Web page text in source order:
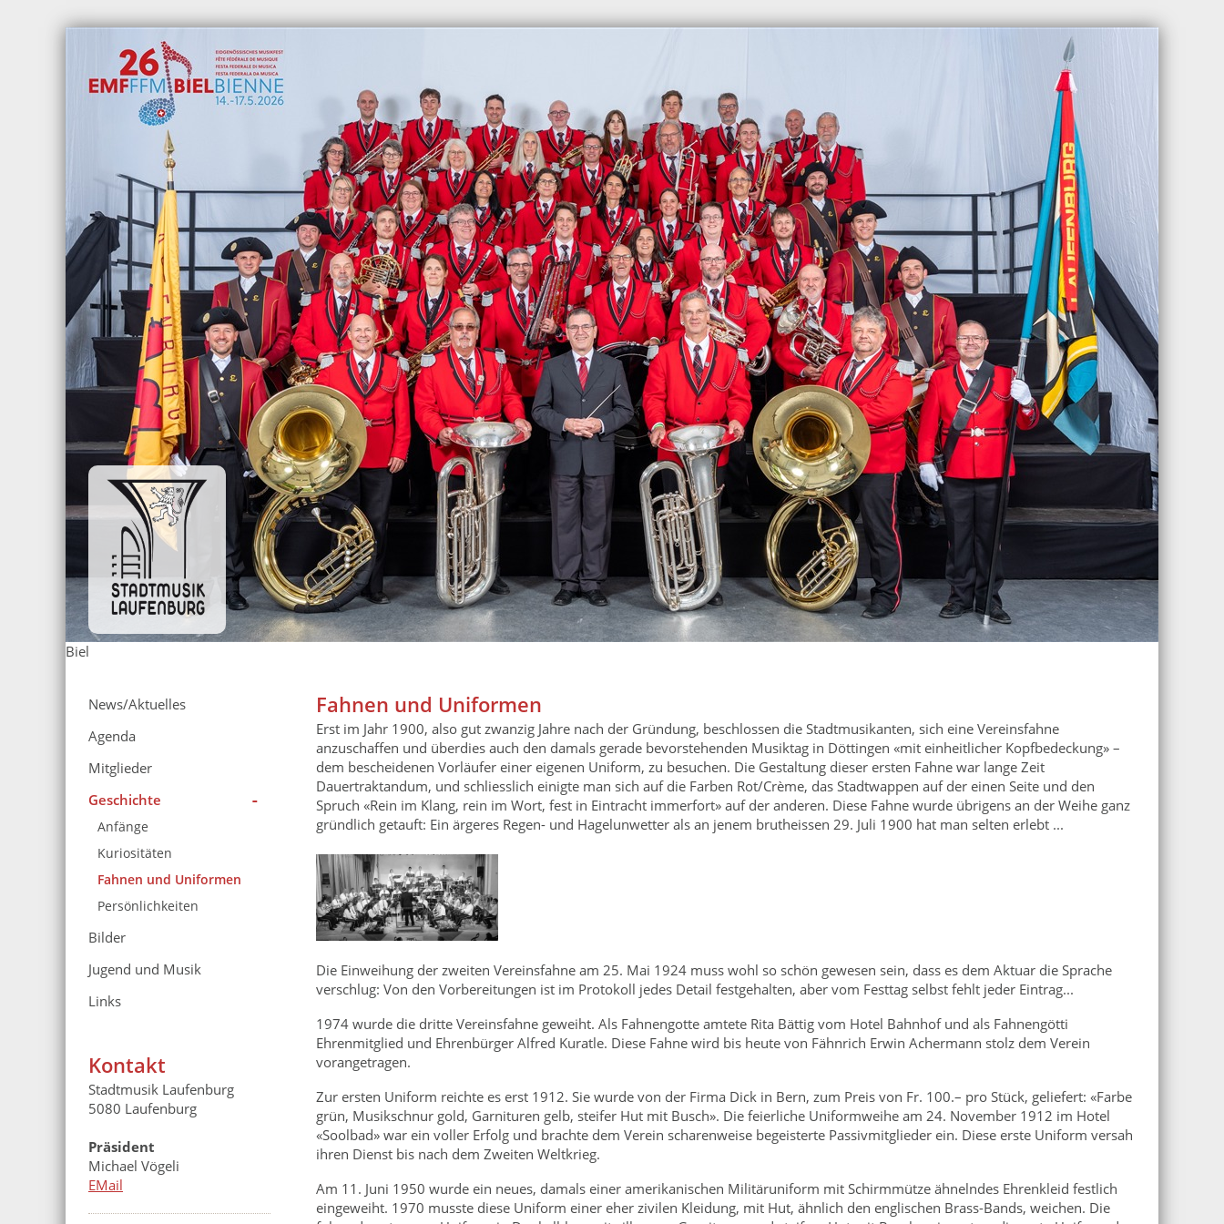
Biel
News/Aktuelles
Agenda
Mitglieder
Geschichte
Anfänge
Kuriositäten
Fahnen und Uniformen
Persönlichkeiten
Bilder
Jugend und Musik
Links
Kontakt
Stadtmusik Laufenburg
5080 Laufenburg
Präsident
Michael Vögeli
EMail
Fahnen und Uniformen
Erst im Jahr 1900, also gut zwanzig Jahre nach der Gründung, beschlossen die Stadtmusikanten, sich eine Vereinsfahne
anzuschaffen und überdies auch den damals gerade bevorstehenden Musiktag in Döttingen «mit einheitlicher Kopfbedeckung» –
dem bescheidenen Vorläufer einer eigenen Uniform, zu besuchen. Die Gestaltung dieser ersten Fahne war lange Zeit
Dauertraktandum, und schliesslich einigte man sich auf die Farben Rot/Crème, das Stadtwappen auf der einen Seite und den
Spruch «Rein im Klang, rein im Wort, fest in Eintracht immerfort» auf der anderen. Diese Fahne wurde übrigens an der Weihe ganz
gründlich getauft: Ein ärgeres Regen- und Hagelunwetter als an jenem brutheissen 29. Juli 1900 hat man selten erlebt ...
Die Einweihung der zweiten Vereinsfahne am 25. Mai 1924 muss wohl so schön gewesen sein, dass es dem Aktuar die Sprache
verschlug: Von den Vorbereitungen ist im Protokoll jedes Detail festgehalten, aber vom Festtag selbst fehlt jeder Eintrag...
1974 wurde die dritte Vereinsfahne geweiht. Als Fahnengotte amtete Rita Bättig vom Hotel Bahnhof und als Fahnengötti
Ehrenmitglied und Ehrenbürger Alfred Kuratle. Diese Fahne wird bis heute von Fähnrich Erwin Achermann stolz dem Verein
vorangetragen.
Zur ersten Uniform reichte es erst 1912. Sie wurde von der Firma Dick in Bern, zum Preis von Fr. 100.– pro Stück, geliefert: «Farbe
grün, Musikschnur gold, Garnituren gelb, steifer Hut mit Busch». Die feierliche Uniformweihe am 24. November 1912 im Hotel
«Soolbad» war ein voller Erfolg und brachte dem Verein scharenweise begeisterte Passivmitglieder ein. Diese erste Uniform versah
ihren Dienst bis nach dem Zweiten Weltkrieg.
Am 11. Juni 1950 wurde ein neues, damals einer amerikanischen Militäruniform mit Schirmmütze ähnelndes Ehrenkleid festlich
eingeweiht. 1970 musste diese Uniform einer eher zivilen Kleidung, mit Hut, ähnlich den englischen Brass-Bands, weichen. Die